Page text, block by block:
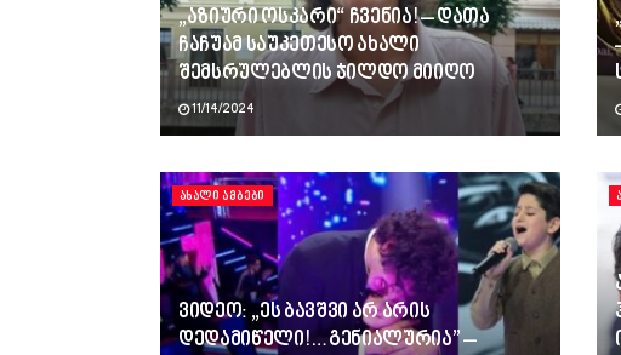
„აზიური ოსკარი“ ჩვენია! – დათა
ჩაჩუამ საუკეთესო ახალი
შემსრულებლის ჯილდო მიიღო
11/14/2024
ᲐᲮᲐᲚᲘ ᲐᲛᲑᲔᲑᲘ
ვიდეო: ,,ეს ბავშვი არ არის
დედამიწელი!…გენიალურია” –